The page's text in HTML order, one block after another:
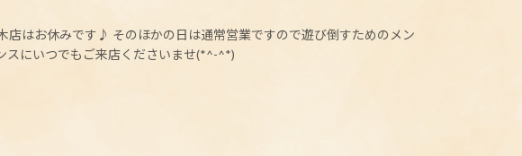
店はお休みです♪ そのほかの日は通常営業ですので遊び倒すためのメン
スにいつでもご来店くださいませ(*^-^*)